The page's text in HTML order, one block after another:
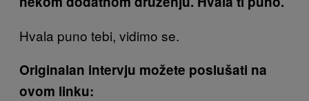
Hvala puno tebi, vidimo se.
Originalan intervju možete poslušati na
ovom linku: